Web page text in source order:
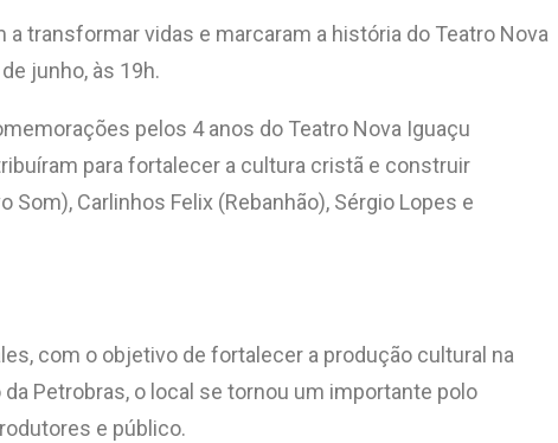
transformar vidas e marcaram a história do Teatro Nova
junho, às 19h.
pelos 4 anos do Teatro Nova Iguaçu
para fortalecer a cultura cristã e construir
Carlinhos Felix (Rebanhão), Sérgio Lopes e
com o objetivo de fortalecer a produção cultural na
Petrobras, o local se tornou um importante polo
e público.